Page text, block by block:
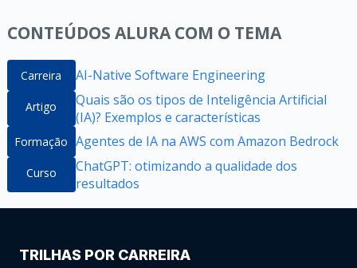
CONTEÚDOS ALURA COM O TEMA
Carreira AI-Native Software Engineering
Artigo
Quais são os tipos de Inteligência Artificial
(IA)? Exemplos e características
Formação Agentes de IA na AWS com Amazon Bedrock
Curso
ChatGPT: otimizando a qualidade dos
resultados
TRILHAS POR CARREIRA